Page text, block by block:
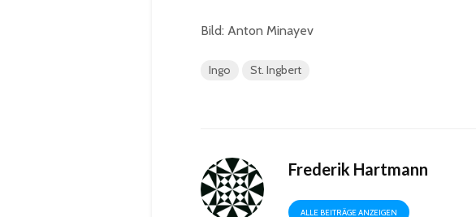
Bild: Anton Minayev
Ingo St. Ingbert
Frederik Hartmann
ALLE BEITRÄGE ANZEIGEN